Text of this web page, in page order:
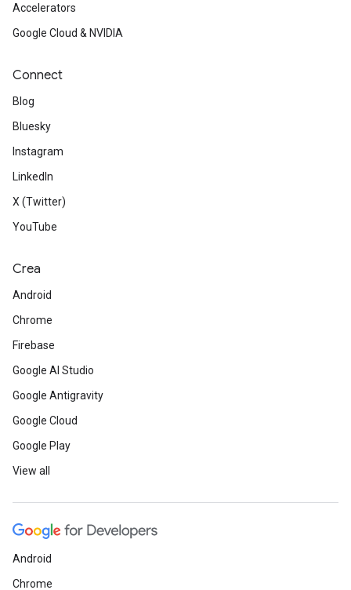
Accelerators
Google Cloud & NVIDIA
Connect
Blog
Bluesky
Instagram
LinkedIn
X (Twitter)
YouTube
Crea
Android
Chrome
Firebase
Google AI Studio
Google Antigravity
Google Cloud
Google Play
View all
Android
Chrome